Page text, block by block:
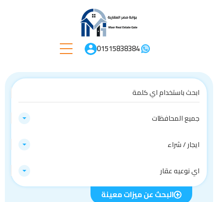
01515838384
جميع المحافظات
ايجار / شراء
اي نوعيه عقار
البحث عن ميزات معينة